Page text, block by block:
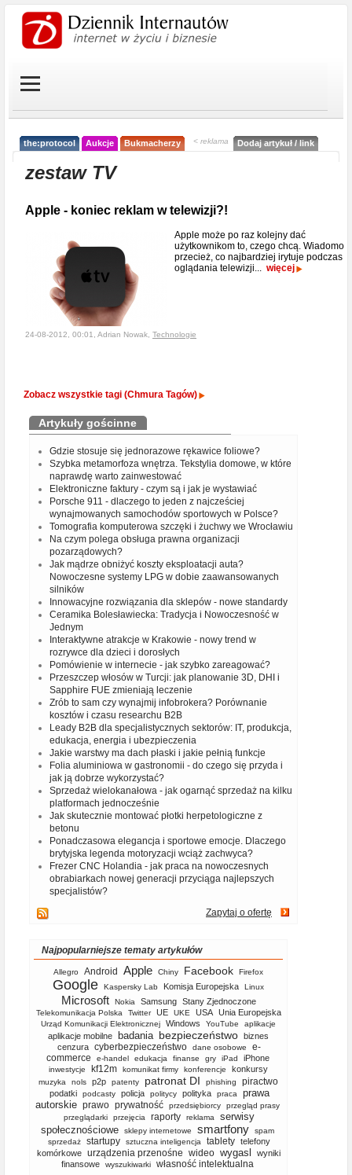
the:protocol Aukcje Bukmacherzy < reklama Dodaj artykuł / link
zestaw TV
Apple - koniec reklam w telewizji?!
Apple może po raz kolejny dać
użytkownikom to, czego chcą. Wiadomo
przecież, co najbardziej irytuje podczas
oglądania telewizji... więcej
24-08-2012, 00:01, Adrian Nowak, Technologie
Zobacz wszystkie tagi (Chmura Tagów)
Artykuły gościnne
Gdzie stosuje się jednorazowe rękawice foliowe?
Szybka metamorfoza wnętrza. Tekstylia domowe, w które
naprawdę warto zainwestować
Elektroniczne faktury - czym są i jak je wystawiać
Porsche 911 - dlaczego to jeden z najcześciej
wynajmowanych samochodów sportowych w Polsce?
Tomografia komputerowa szczęki i żuchwy we Wrocławiu
Na czym polega obsługa prawna organizacji
pozarządowych?
Jak mądrze obniżyć koszty eksploatacji auta?
Nowoczesne systemy LPG w dobie zaawansowanych
silników
Innowacyjne rozwiązania dla sklepów - nowe standardy
Ceramika Bolesławiecka: Tradycja i Nowoczesność w
Jednym
Interaktywne atrakcje w Krakowie - nowy trend w
rozrywce dla dzieci i dorosłych
Pomówienie w internecie - jak szybko zareagować?
Przeszczep włosów w Turcji: jak planowanie 3D, DHI i
Sapphire FUE zmieniają leczenie
Zrób to sam czy wynajmij infobrokera? Porównanie
kosztów i czasu researchu B2B
Leady B2B dla specjalistycznych sektorów: IT, produkcja,
edukacja, energia i ubezpieczenia
Jakie warstwy ma dach płaski i jakie pełnią funkcje
Folia aluminiowa w gastronomii - do czego się przyda i
jak ją dobrze wykorzystać?
Sprzedaż wielokanałowa - jak ogarnąć sprzedaż na kilku
platformach jednocześnie
Jak skutecznie montować płotki herpetologiczne z
betonu
Ponadczasowa elegancja i sportowe emocje. Dlaczego
brytyjska legenda motoryzacji wciąż zachwyca?
Frezer CNC Holandia - jak praca na nowoczesnych
obrabiarkach nowej generacji przyciąga najlepszych
specjalistów?
Zapytaj o ofertę
Najpopularniejsze tematy artykułów
Allegro Android Apple Chiny Facebook Firefox
Google Kaspersky Lab Komisja Europejska Linux
Microsoft Nokia Samsung Stany Zjednoczone
Telekomunikacja Polska Twitter UE UKE USA Unia Europejska
Urząd Komunikacji Elektronicznej Windows YouTube aplikacje
aplikacje mobilne badania bezpieczeństwo biznes
cenzura cyberbezpieczeństwo dane osobowe
e-
commerce
e-handel edukacja finanse gry iPad iPhone
inwestycje kf12m komunikat firmy konferencje konkursy
muzyka nols p2p patenty patronat DI phishing piractwo
podatki podcasty policja politycy polityka praca
prawa
autorskie prawo prywatność przedsiębiorcy
przegląd prasy
przeglądarki
przejęcia raporty reklama
serwisy
społecznościowe
sklepy internetowe smartfony
spam
sprzedaż
startupy sztuczna inteligencja tablety telefony
komórkowe
urządzenia przenośne wideo wygasl
wyniki
finansowe
wyszukiwarki własność intelektualna